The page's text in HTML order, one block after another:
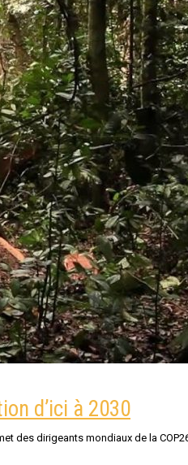
d’ici à 2030
des dirigeants mondiaux de la